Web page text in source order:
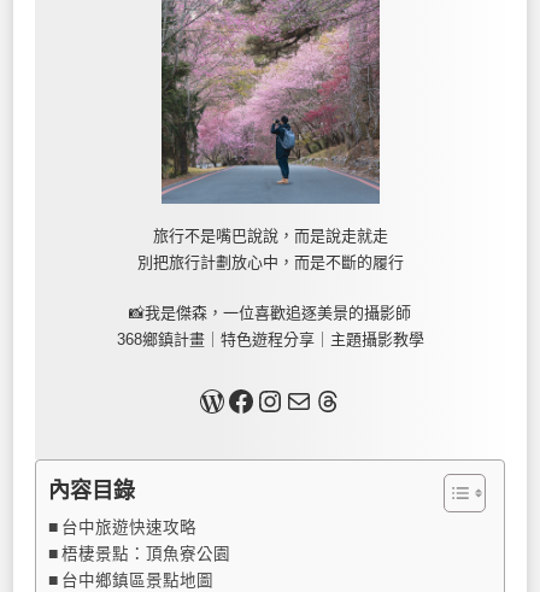
旅行不是嘴巴說說，而是說走就走
別把旅行計劃放心中，而是不斷的履行
📸我是傑森，一位喜歡追逐美景的攝影師
368鄉鎮計畫｜特色遊程分享｜主題攝影教學
關於我Facebook InstagramMail Threads
內容目錄
台中旅遊快速攻略
梧棲景點：頂魚寮公園
台中鄉鎮區景點地圖